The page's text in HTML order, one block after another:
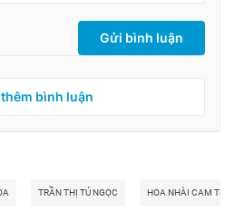
Gửi bình luận
bình luận
TRẦN THỊ TÚ NGỌC HOA NHÀI CAM